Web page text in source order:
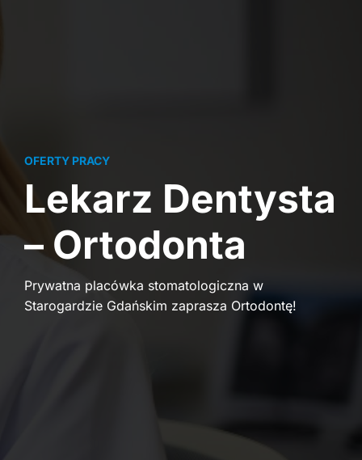
OFERTY PRACY
Lekarz Dentysta
– Ortodonta
Prywatna placówka stomatologiczna w
Starogardzie Gdańskim zaprasza Ortodontę!